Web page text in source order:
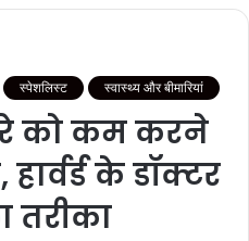
स्पेशलिस्ट स्वास्थ्य और बीमारियां
को कम करने
के डॉक्टर